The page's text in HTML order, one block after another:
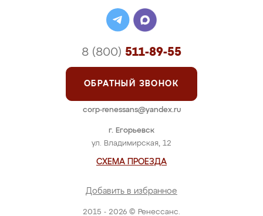
2015 - 2026 © Ренессанс.
г. Егорьевск
ул. Владимирская, 12
СХЕМА ПРОЕЗДА
Добавить в избранное
8 (800) 511-89-55
ОБРАТНЫЙ ЗВОНОК
corp-renessans@yandex.ru